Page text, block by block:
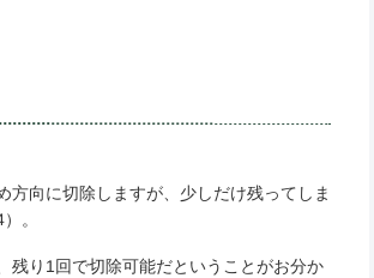
方向に切除しますが、少しだけ残ってしま
。
残り1回で切除可能だということがお分か